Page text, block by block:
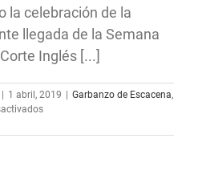
la celebración de la
llegada de la Semana
Inglés [...]
| 1 abril, 2019 | Garbanzo de Escacena,
en
IGP